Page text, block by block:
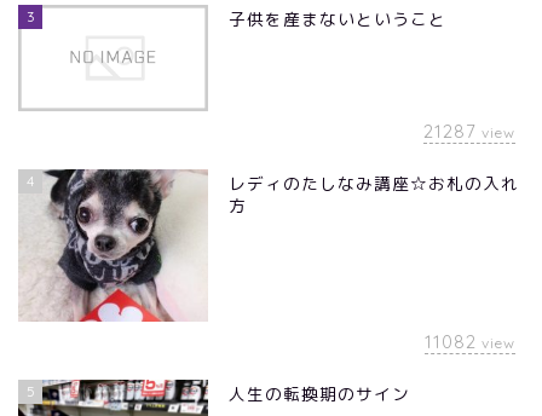
3 子供を産まないということ
21287 view
4
レディのたしなみ講座☆お札の入れ
方
11082 view
5 人生の転換期のサイン